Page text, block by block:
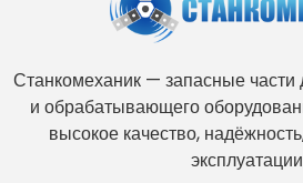
Станкомеханик — запасные
и обрабатывающего
высокое качество,